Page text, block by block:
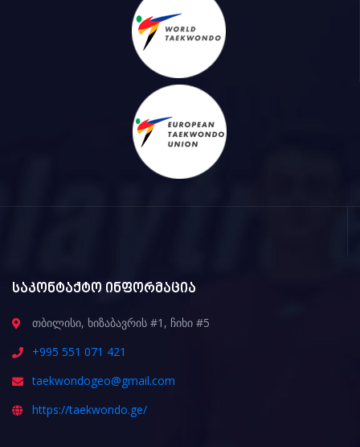
საკონტაქტო ინფორმაცია
თბილისი, ხიზაბავრის #1, ჩიხი #5
+995 551 071 421
taekwondogeo@gmail.com
https://taekwondo.ge/